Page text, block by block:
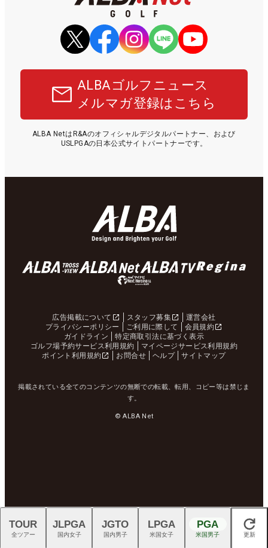
ALBAゴルフニュース
メルマガ登録はこちら
ALBA NetはR&Aのオフィシャルデジタルパートナー、および
USLPGAの日本公式サイトパートナーです。
広告掲載について スタッフ募集
運営会社
プライバシーポリシー
ご利用に際して
会員規約
ガイドライン
特定商取引法に基づく表示
ゴルフ場予約サービス利用規約
マイページサービス利用規約
ポイント利用規約
お問合せ ヘルプ サイトマップ
掲載されている全てのコンテンツの無断での転載、転用、コピー等は禁じま
す。
© ALBA Net
閉じる
TOUR
全ツアー
JLPGA
国内女子
JGTO
国内男子
LPGA
米国女子
PGA
米国男子 更新